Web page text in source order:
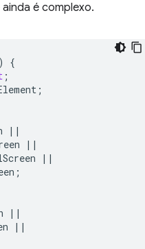
é complexo.
{
;
;
||
||
||
;
||
||